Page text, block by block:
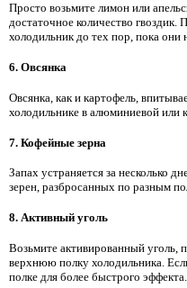
Просто возьмите лимон или
достаточное количество
холодильник до тех пор, пока они
6. Овсянка
Овсянка, как и картофель,
холодильнике в алюминиевой или
7. Кофейные зерна
Запах устраняется за несколько
зерен, разбросанных по разным
8. Активный уголь
Возьмите активированный уголь,
верхнюю полку холодильника.
полке для более быстрого эффекта.